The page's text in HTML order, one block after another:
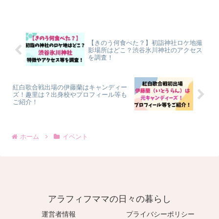
【きのう何食べた？】初詣神社ロケ地撮
影場所はどこ？渋谷氷川神社のアクセス
を調査！
紅白歌合戦出場の伊藤蘭はキャンディー
ズ！趣里は？出身校やプロフィール等も
ご紹介！
ホーム イベント
アラフィフママの日々の暮らし
運営者情報 プライバシーポリシー